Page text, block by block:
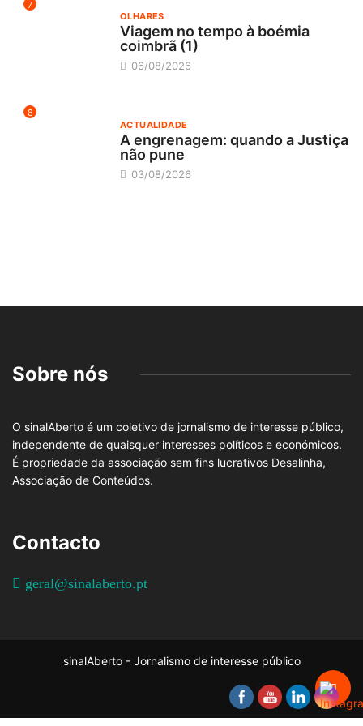
7
OLHARES
Viagem no tempo à boémia
coimbrã (1)
06/08/2026
8
ACTUALIDADE
A engrenagem: quando a Justiça
não pune
03/08/2026
Sobre nós
O sinalAberto é um coletivo de jornalismo de interesse público,
independente de quaisquer interesses políticos e económicos.
É propriedade da associação sem fins lucrativos Desalinha,
Associação de Conteúdos.
Contacto
geral@sinalaberto.pt
sinalAberto - Jornalismo de interesse público